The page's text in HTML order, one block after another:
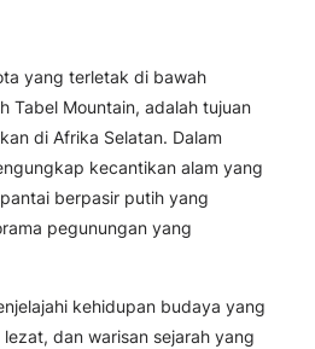
yang terletak di bawah
Tabel Mountain, adalah tujuan
di Afrika Selatan. Dalam
kecantikan alam yang
berpasir putih yang
pegunungan yang
kehidupan budaya yang
dan warisan sejarah yang